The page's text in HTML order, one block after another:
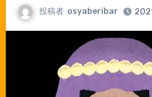
投稿者 osyaberibar